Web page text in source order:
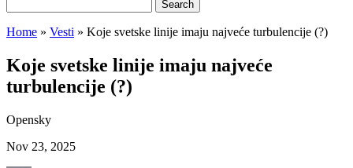
for:
Home » Vesti » Koje svetske linije imaju najveće turbulencije (?)
Koje svetske linije imaju najveće
turbulencije (?)
Opensky
Nov 23, 2025